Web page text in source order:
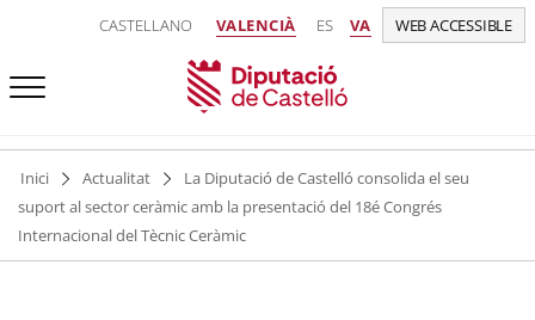
CASTELLANO VALENCIÀ ES VA WEB ACCESSIBLE
Inici Actualitat
La Diputació de Castelló consolida el seu
suport al sector ceràmic amb la presentació del 18é Congrés
Internacional del Tècnic Ceràmic